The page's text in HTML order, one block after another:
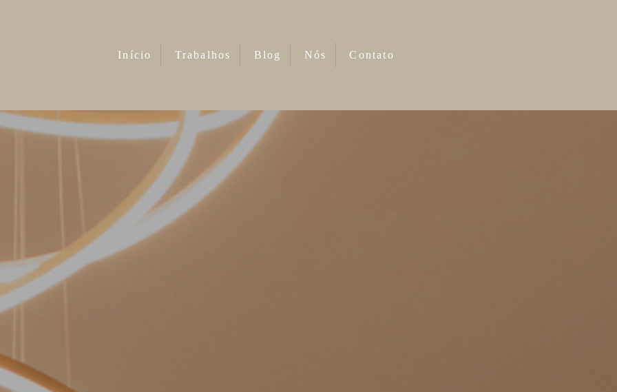
Início Trabalhos Blog Nós Contato